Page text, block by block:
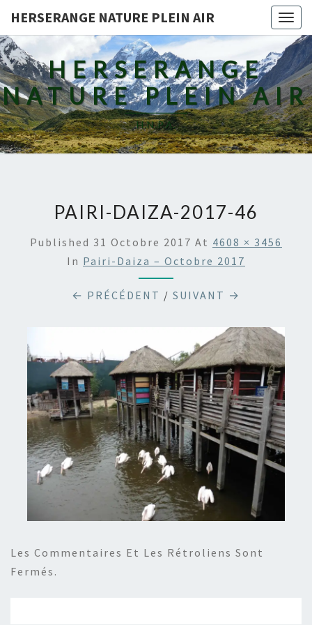
HERSERANGE NATURE PLEIN AIR
HERSERANGE
NATURE PLEIN AIR
H.N.P.A.
PAIRI-DAIZA-2017-46
Published 31 Octobre 2017 At 4608 × 3456
In Pairi-Daiza – Octobre 2017
← PRÉCÉDENT / SUIVANT →
Les Commentaires Et Les Rétroliens Sont
Fermés.